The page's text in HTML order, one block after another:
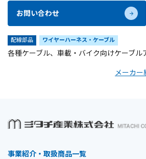
お問い合わせ
配線部品 ワイヤーハーネス・ケーブル
各種ケーブル、車載・バイク向けケーブル
メーカー
事業紹介・取扱商品一覧